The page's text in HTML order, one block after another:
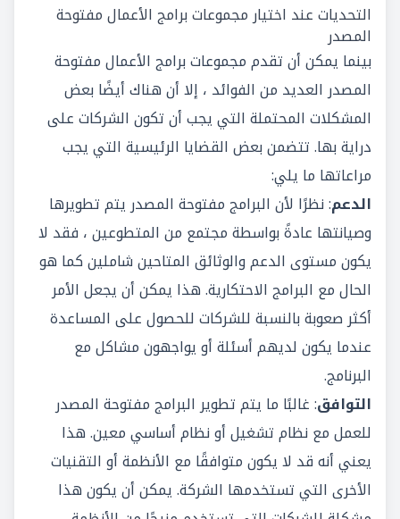
التحديات عند اختيارمجموعات برامج الأعمال مفتوحة
المصدر
بينما يمكن أن تقدم مجموعات برامج الأعمال مفتوحة
المصدر العديد من الفوائد ، إلا أن هناك أيضًا بعض
المشكلات المحتملة التي يجب أن تكون الشركات على
دراية بها. تتضمن بعض القضايا الرئيسية التي يجب
مراعاتها ما يلي:
الدعم: نظرًا لأن البرامج مفتوحة المصدر يتم تطويرها
وصيانتها عادةً بواسطة مجتمع من المتطوعين ، فقد لا
يكون مستوى الدعم والوثائق المتاحين شاملين كما هو
الحال مع البرامج الاحتكارية. هذا يمكن أن يجعل الأمر
أكثر صعوبة بالنسبة للشركات للحصول على المساعدة
عندما يكون لديهم أسئلة أو يواجهون مشاكل مع
البرنامج.
التوافق: غالبًا ما يتم تطوير البرامج مفتوحة المصدر
للعمل مع نظام تشغيل أو نظام أساسي معين. هذا
يعني أنه قد لا يكون متوافقًا مع الأنظمة أو التقنيات
الأخرى التي تستخدمها الشركة. يمكن أن يكون هذا